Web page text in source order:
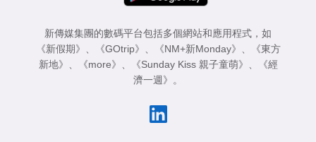
新傳媒集團的數碼平台包括多個網站和應用程式，如
《新假期》
《GOtrip》 《NM+新Monday》
《東方
新地》
《more》 《Sunday Kiss 親子童萌》
《經
濟一週》
。